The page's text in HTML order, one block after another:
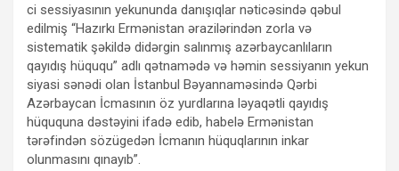
ci sessiyasının yekununda danışıqlar nəticəsində qəbul
edilmiş “Hazırkı Ermənistan ərazilərindən zorla və
sistematik şəkildə didərgin salınmış azərbaycanlıların
qayıdış hüququ” adlı qətnamədə və həmin sessiyanın yekun
siyasi sənədi olan İstanbul Bəyannaməsində Qərbi
Azərbaycan İcmasının öz yurdlarına ləyaqətli qayıdış
hüququna dəstəyini ifadə edib, habelə Ermənistan
tərəfindən sözügedən İcmanın hüquqlarının inkar
olunmasını qınayıb”.